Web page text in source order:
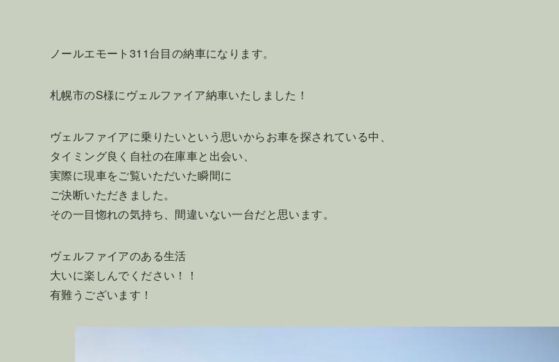
ノールエモート311台目の納車になります。
札幌市のS様にヴェルファイア納車いたしました！
ヴェルファイアに乗りたいという思いからお車を探されている中、
タイミング良く自社の在庫車と出会い、
実際に現車をご覧いただいた瞬間に
ご決断いただきました。
その一目惚れの気持ち、間違いない一台だと思います。
ヴェルファイアのある生活
大いに楽しんでください！！
有難うございます！